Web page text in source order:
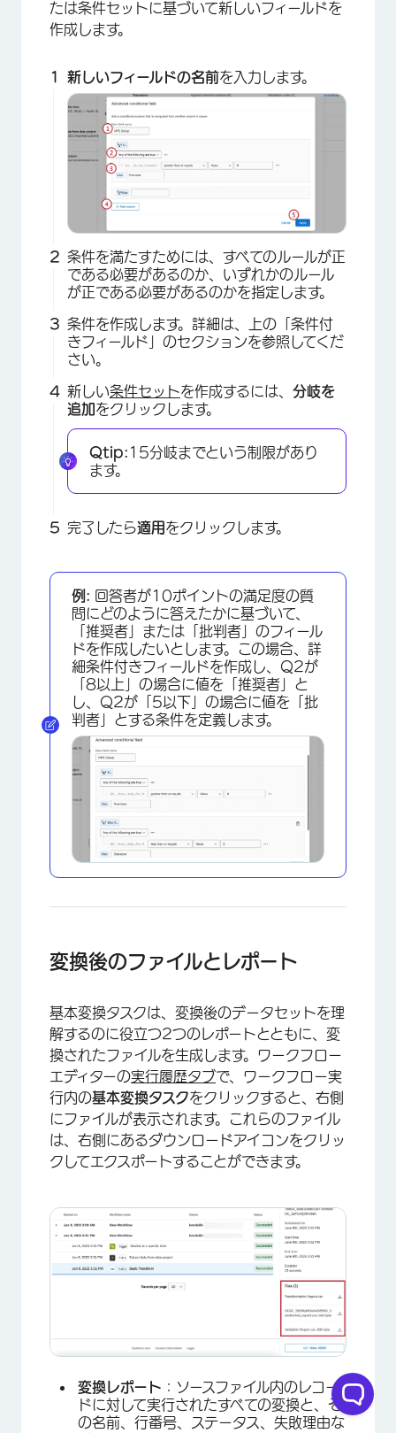
たは条件セットに基づいて新しいフィールドを
作成します。
新しいフィールドの名前を入力します。
条件を満たすためには、すべてのルールが正
である必要があるのか、いずれかのルール
が正である必要があるのかを指定します。
条件を作成します。詳細は、上の「条件付
きフィールド」のセクションを参照してくだ
さい。
新しい条件セットを作成するには、 分岐を
追加をクリックします。
Qtip: 15分岐までという制限があり
ます。
完了したら適用をクリックします。
例: 回答者が10ポイントの満足度の質
問にどのように答えたかに基づいて、
「推奨者」または「批判者」のフィール
ドを作成したいとします。この場合、詳
細条件付きフィールドを作成し、Q2が
「8以上」の場合に値を「推奨者」と
し、Q2が「5以下」の場合に値を「批
判者」とする条件を定義します。
変換後のファイルとレポート
基本変換タスクは、変換後のデータセットを理
解するのに役立つ2つのレポートとともに、変
換されたファイルを生成します。ワークフロー
エディターの実行履歴タブで、ワークフロー実
行内の基本変換タスクをクリックすると、右側
にファイルが表示されます。これらのファイル
は、右側にあるダウンロードアイコンをクリッ
クしてエクスポートすることができます。
変換レポート ：ソースファイル内のレコー
ドに対して実行されたすべての変換と、そ
の名前、行番号、ステータス、失敗理由な